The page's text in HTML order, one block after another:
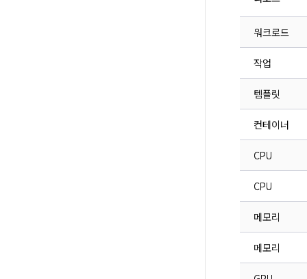
워크로드
작업
템플릿
컨테이너
CPU
CPU
메모리
메모리